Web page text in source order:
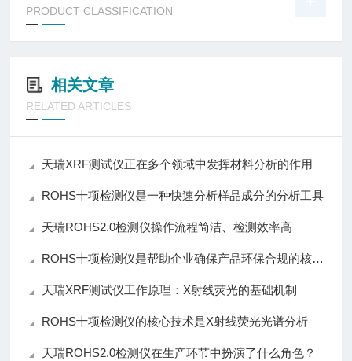
PRODUCT CLASSIFICATION
相关文章
RELATED ARTICLES
天瑞XRF测试仪正在多个领域中发挥材料分析的作用
ROHS十项检测仪是一种快速分析样品成分的分析工具
天瑞ROHS2.0检测仪操作流程简洁、检测效率高
ROHS十项检测仪是帮助企业确保产品环保合规的核心仪器
天瑞XRF测试仪工作原理：X射线荧光的基础机制
ROHS十项检测仪的核心技术是X射线荧光光谱分析
天瑞ROHS2.0检测仪在生产环节中扮演了什么角色？